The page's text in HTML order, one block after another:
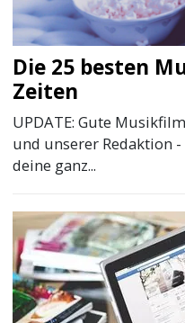
Die 25 besten
Zeiten
UPDATE: Gute
und unserer Redaktion
deine ganz...